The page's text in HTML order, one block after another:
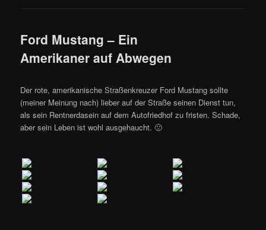
Ford Mustang – Ein
Amerikaner auf Abwegen
Der rote, amerikanische Straßenkreuzer Ford Mustang sollte
(meiner Meinung nach) lieber auf der Straße seinen Dienst tun,
als sein Rentnerdasein auf dem Autofriedhof zu fristen. Schade,
aber sein Leben ist wohl ausgehaucht. 🙁